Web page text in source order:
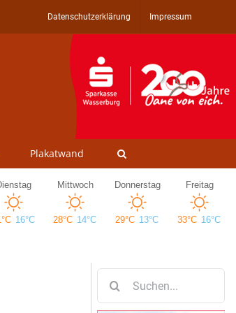
Datenschutzerklärung Impressum
Plakatwand
nach: